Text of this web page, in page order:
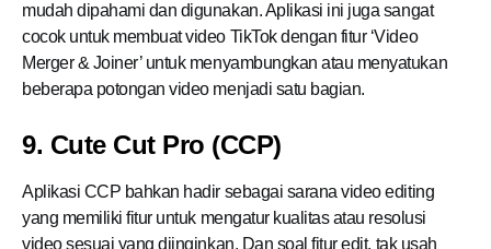
mudah dipahami dan digunakan. Aplikasi ini juga sangat
cocok untuk membuat video TikTok dengan fitur ‘Video
Merger & Joiner’ untuk menyambungkan atau menyatukan
beberapa potongan video menjadi satu bagian.
9. Cute Cut Pro (CCP)
Aplikasi CCP bahkan hadir sebagai sarana video editing
yang memiliki fitur untuk mengatur kualitas atau resolusi
video sesuai yang diinginkan. Dan soal fitur edit, tak usah